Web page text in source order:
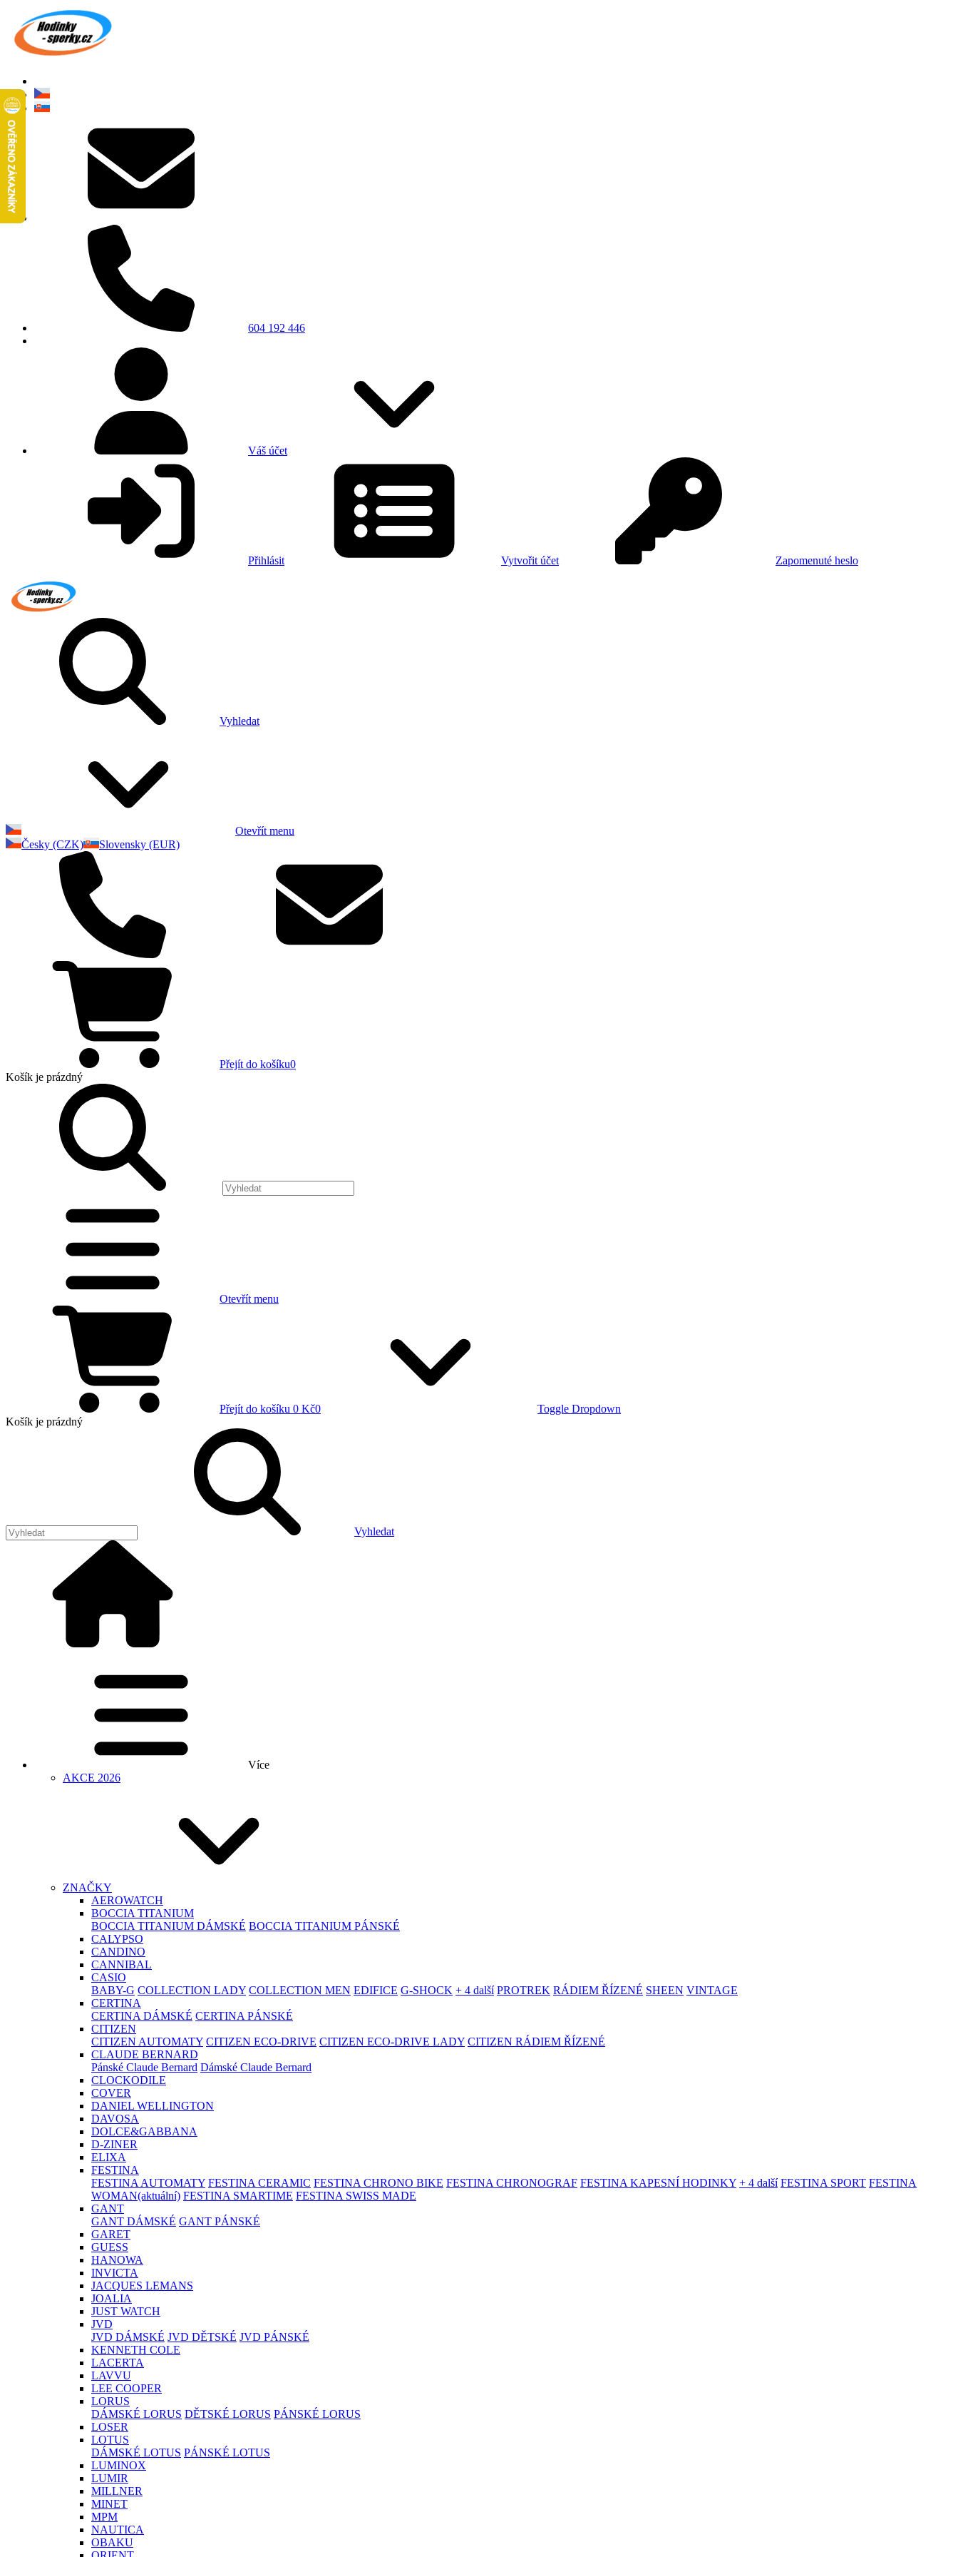
604 192 446
Váš účet
Přihlásit Vytvořit účet Zapomenuté heslo
Vyhledat
Otevřít menu
Česky (CZK)
Slovensky (EUR)
Přejít do košíku0
Košík je prázdný
Otevřít menu
Přejít do košíku 0 Kč0
Toggle Dropdown
Košík je prázdný
Vyhledat
Více
AKCE 2026
ZNAČKY
AEROWATCH
BOCCIA TITANIUM
BOCCIA TITANIUM DÁMSKÉ BOCCIA TITANIUM PÁNSKÉ
CALYPSO
CANDINO
CANNIBAL
CASIO
BABY-G COLLECTION LADY COLLECTION MEN EDIFICE G-SHOCK + 4 další PROTREK RÁDIEM ŘÍZENÉ SHEEN VINTAGE
CERTINA
CERTINA DÁMSKÉ CERTINA PÁNSKÉ
CITIZEN
CITIZEN AUTOMATY CITIZEN ECO-DRIVE CITIZEN ECO-DRIVE LADY CITIZEN RÁDIEM ŘÍZENÉ
CLAUDE BERNARD
Pánské Claude Bernard Dámské Claude Bernard
CLOCKODILE
COVER
DANIEL WELLINGTON
DAVOSA
DOLCE&GABBANA
D-ZINER
ELIXA
FESTINA
FESTINA AUTOMATY FESTINA CERAMIC FESTINA CHRONO BIKE FESTINA CHRONOGRAF FESTINA KAPESNÍ HODINKY + 4 další FESTINA SPORT FESTINA
WOMAN(aktuální) FESTINA SMARTIME FESTINA SWISS MADE
GANT
GANT DÁMSKÉ GANT PÁNSKÉ
GARET
GUESS
HANOWA
INVICTA
JACQUES LEMANS
JOALIA
JUST WATCH
JVD
JVD DÁMSKÉ JVD DĚTSKÉ JVD PÁNSKÉ
KENNETH COLE
LACERTA
LAVVU
LEE COOPER
LORUS
DÁMSKÉ LORUS DĚTSKÉ LORUS PÁNSKÉ LORUS
LOSER
LOTUS
DÁMSKÉ LOTUS PÁNSKÉ LOTUS
LUMINOX
LUMIR
MILLNER
MINET
MPM
NAUTICA
OBAKU